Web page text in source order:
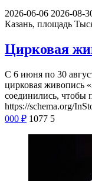
2026-06-06 2026-08-
Казань, площадь
Цирковая
С 6 июня по 30
цирковая живопись
соединились, чтобы
https://schema.org/
000 ₽ 1077 5